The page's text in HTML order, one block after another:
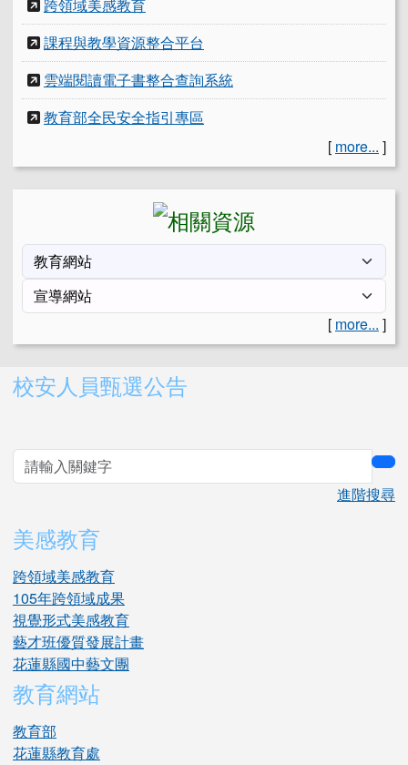
跨領域美感教育
課程與教學資源整合平台
雲端閱讀電子書整合查詢系統
教育部全民安全指引專區
[ more... ]
[ more... ]
右邊區域內容
校安人員甄選公告
進階搜尋
美感教育
跨領域美感教育
105年跨領域成果
視覺形式美感教育
藝才班優質發展計畫
花蓮縣國中藝文團
教育網站
教育部
花蓮縣教育處